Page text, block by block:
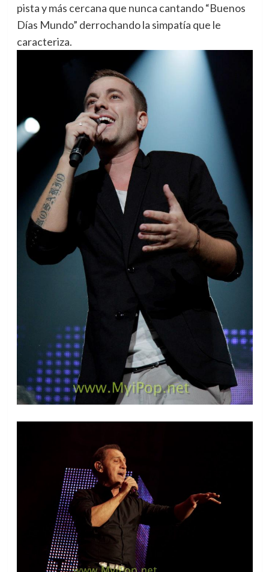
pista y más cercana que nunca cantando “Buenos
Días Mundo” derrochando la simpatía que le
caracteriza.